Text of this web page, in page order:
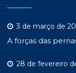
3 de março de
A forças das
28 de fevereiro